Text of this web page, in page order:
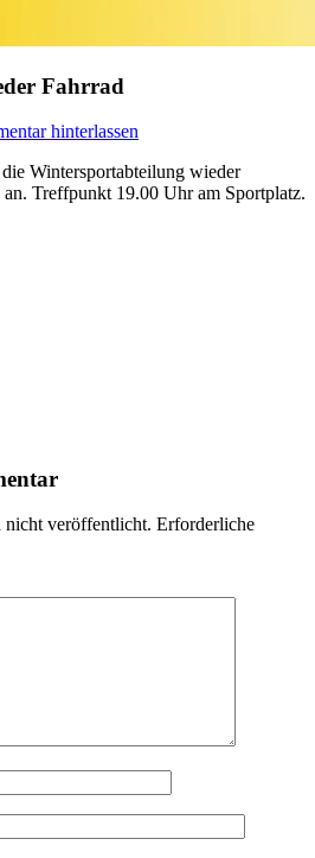
Fahrrad
hinterlassen
Wintersportabteilung wieder
Treffpunkt 19.00 Uhr am Sportplatz.
veröffentlicht. Erforderliche